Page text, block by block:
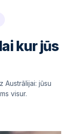
kur jūs
Austrālijai: jūsu
visur.